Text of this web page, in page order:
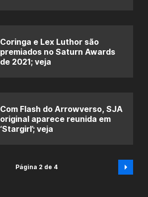
Coringa e Lex Luthor são
premiados no Saturn Awards
de 2021; veja
Com Flash do Arrowverso, SJA
original aparece reunida em
‘Stargirl’; veja
Página 2 de 4